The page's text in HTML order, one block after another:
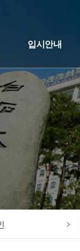
입시안내